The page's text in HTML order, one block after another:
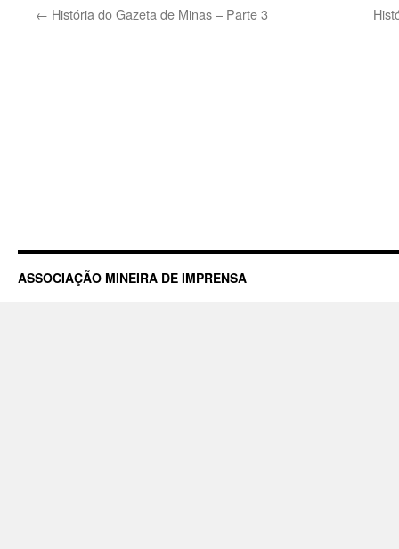
← História do Gazeta de Minas – Parte 3
ASSOCIAÇÃO MINEIRA DE IMPRENSA